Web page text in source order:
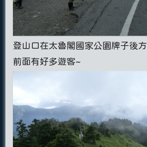
登山口在太魯閣國家公園牌子後方
前面有好多遊客~